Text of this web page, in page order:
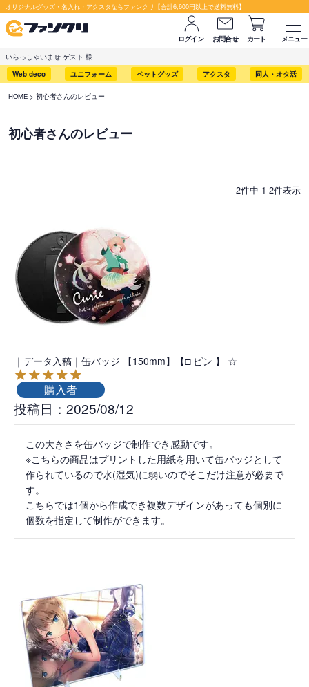
オリジナルグッズ・名入れ・アクスタならファンクリ【合計6,600円以上で送料無料】
ログイン お問合せ カート
メニュー
いらっしゃいませ ゲスト 様
Web deco
ユニフォーム ペットグッズ アクスタ 同人・オタ活
HOME 初心者さんのレビュー
初心者さんのレビュー
2件中 1-2件表示
｜データ入稿｜缶バッジ 【150mm】【□ ピン 】 ☆
購入者
投稿日 2025/08/12
この大きさを缶バッジで制作でき感動です。
※こちらの商品はプリントした用紙を用いて缶バッジとして
作られているので水(湿気)に弱いのでそこだけ注意が必要で
す。
こちらでは1個から作成でき複数デザインがあっても個別に
個数を指定して制作ができます。